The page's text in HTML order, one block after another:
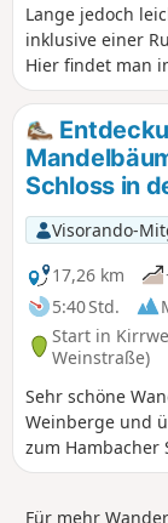
Lange jedoch
inklusive einer
Hier findet man
über 200 Jahre
Stephanie von
Urwald inmitten
indem der
der
sonnige Tage im
Schloss in
Visorando-
17,26 km
5:40 Std.
Start in
Weinstraße)
Sehr schöne
Weinberge und
zum Hambacher
Schloss, das
Für mehr